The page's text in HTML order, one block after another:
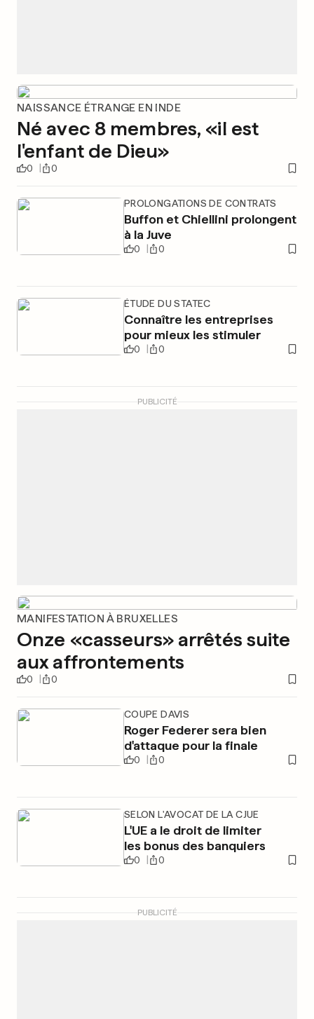
NAISSANCE ÉTRANGE EN INDE
Né avec 8 membres, «il est
l'enfant de Dieu»
0 0
PROLONGATIONS DE CONTRATS
Buffon et Chiellini prolongent
à la Juve
0 0
ÉTUDE DU STATEC
Connaître les entreprises
pour mieux les stimuler
0 0
PUBLICITÉ
MANIFESTATION À BRUXELLES
Onze «casseurs» arrêtés suite
aux affrontements
0 0
COUPE DAVIS
Roger Federer sera bien
d'attaque pour la finale
0 0
SELON L'AVOCAT DE LA CJUE
L'UE a le droit de limiter
les bonus des banquiers
0 0
PUBLICITÉ